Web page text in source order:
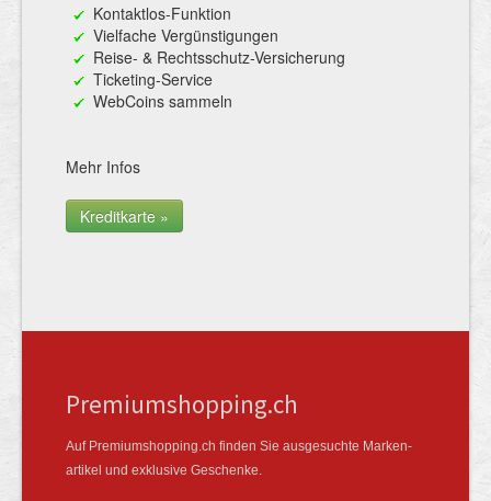
Kontaktlos-Funktion
Vielfache Vergünstigungen
Reise- & Rechtsschutz-Versicherung
Ticketing-Service
WebCoins sammeln
Mehr Infos
Kreditkarte »
Premiumshopping.ch
Auf Premiumshopping.ch finden Sie ausgesuchte Marken­
artikel und exklusive Geschenke.